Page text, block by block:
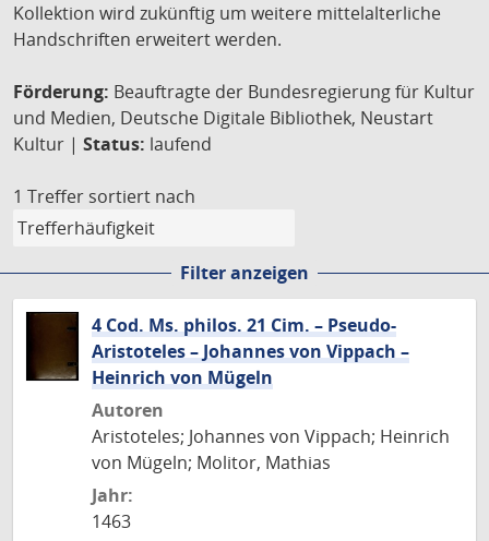
Kollektion wird zukünftig um weitere mittelalterliche
Handschriften erweitert werden.
Förderung: Beauftragte der Bundesregierung für Kultur
und Medien, Deutsche Digitale Bibliothek, Neustart
Kultur | Status: laufend
1 Treffer sortiert nach
Filter anzeigen
4 Cod. Ms. philos. 21 Cim. – Pseudo-
Aristoteles – Johannes von Vippach –
Heinrich von Mügeln
Autoren
Aristoteles; Johannes von Vippach; Heinrich
von Mügeln; Molitor, Mathias
Jahr:
1463